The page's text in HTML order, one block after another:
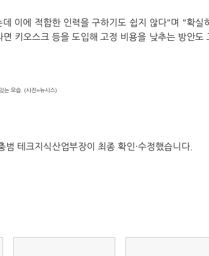
이에 적합한 인력을 구하기도 쉽지 않다"며 "확실
키오스크 등을 도입해 고정 비용을 낮추는 방안도
는 모습. (사진=뉴시스)
테크지식산업부장이 최종 확인·수정했습니다.